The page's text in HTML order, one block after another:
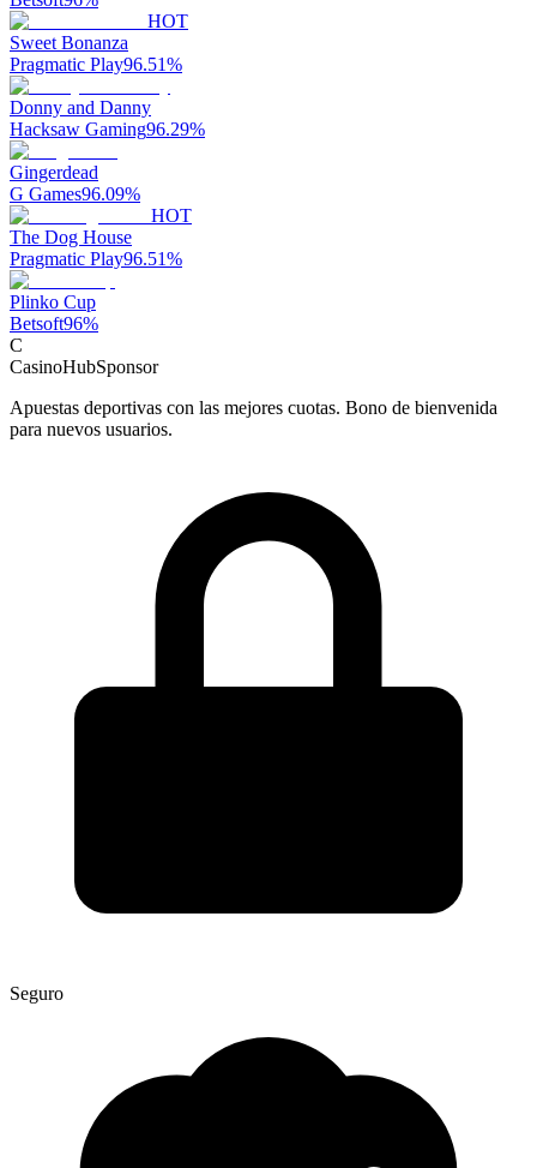
HOT
Sweet Bonanza
Pragmatic Play96.51%
Donny and Danny
Hacksaw Gaming96.29%
Gingerdead
G Games96.09%
HOT
The Dog House
Pragmatic Play96.51%
Plinko Cup
Betsoft96%
C
CasinoHubSponsor
Apuestas deportivas con las mejores cuotas. Bono de bienvenida
para nuevos usuarios.
Seguro